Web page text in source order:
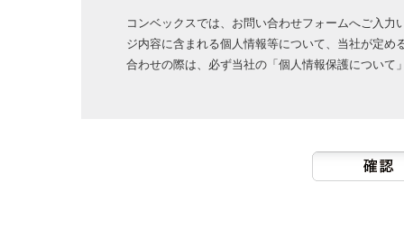
コンベックスでは、お問い合わせフォームへご入
ジ内容に含まれる個人情報等について、当社が定
合わせの際は、必ず当社の「個人情報保護につい